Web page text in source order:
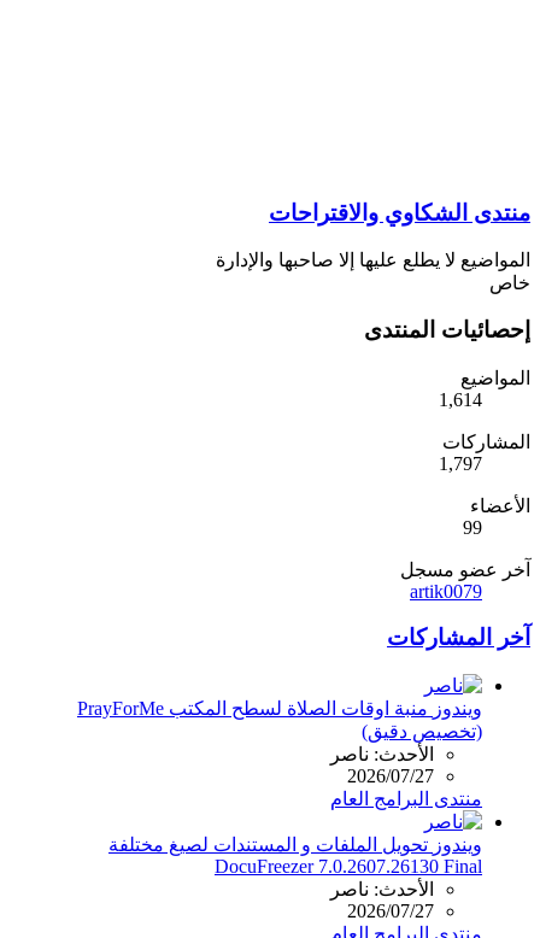
منتدى الشكاوي والاقتراحات
المواضيع لا يطلع عليها إلا صاحبها والإدارة
خاص
إحصائيات المنتدى
المواضيع
1,614
المشاركات
1,797
الأعضاء
99
آخر عضو مسجل
artik0079
آخر المشاركات
ويندوز
منبة اوقات الصلاة لسطح المكتب PrayForMe
(تخصيص دقيق)
الأحدث: ناصر
2026/07/27
منتدى البرامج العام
ويندوز تحويل الملفات و المستندات لصيغ مختلفة
DocuFreezer 7.0.2607.26130 Final
الأحدث: ناصر
2026/07/27